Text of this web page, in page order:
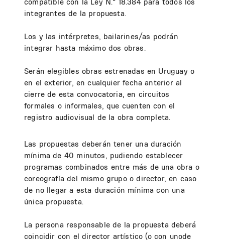
compatible con la Ley N.º 18.384 para todos los
integrantes de la propuesta.
Los y las intérpretes, bailarines/as podrán
integrar hasta máximo dos obras.
Serán elegibles obras estrenadas en Uruguay o
en el exterior, en cualquier fecha anterior al
cierre de esta convocatoria, en circuitos
formales o informales, que cuenten con el
registro audiovisual de la obra completa.
Las propuestas deberán tener una duración
mínima de 40 minutos, pudiendo establecer
programas combinados entre más de una obra o
coreografía del mismo grupo o director, en caso
de no llegar a esta duración mínima con una
única propuesta.
La persona responsable de la propuesta deberá
coincidir con el director artístico (o con unode